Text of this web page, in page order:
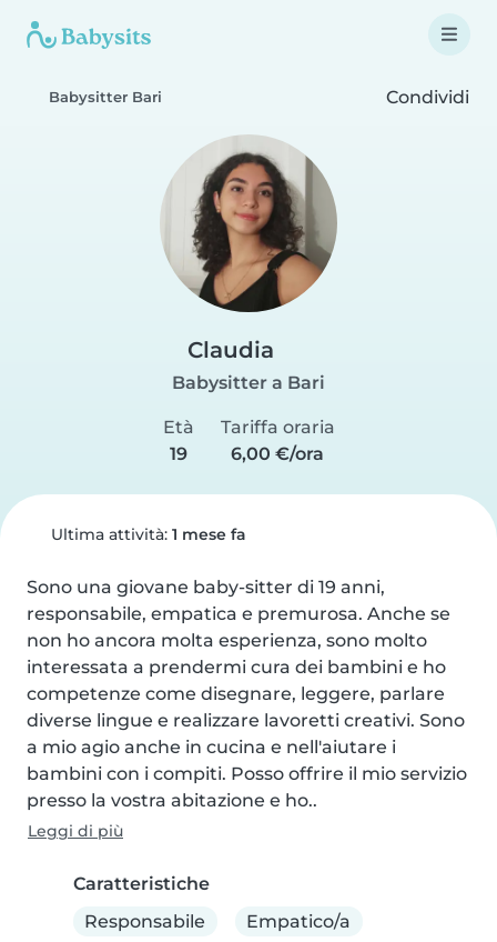
Babysitter Bari Condividi
Claudia
Babysitter a Bari
Età
19
Tariffa oraria
6,00 €/ora
Ultima attività: 1 mese fa
Sono una giovane baby-sitter di 19 anni,
responsabile, empatica e premurosa. Anche se
non ho ancora molta esperienza, sono molto
interessata a prendermi cura dei bambini e ho
competenze come disegnare, leggere, parlare
diverse lingue e realizzare lavoretti creativi. Sono
a mio agio anche in cucina e nell'aiutare i
bambini con i compiti. Posso offrire il mio servizio
presso la vostra abitazione e ho..
Leggi di più
Caratteristiche
Responsabile
Empatico/a